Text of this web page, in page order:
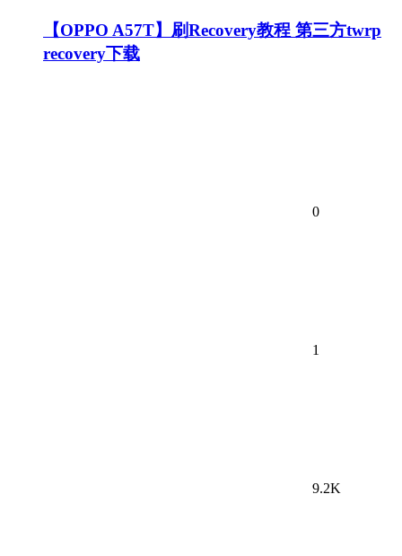
【OPPO A57T】刷Recovery教程 第三方twrp
recovery下载
0
1
9.2K